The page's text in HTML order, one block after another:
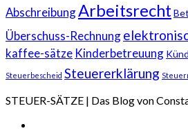
AbschreibungArbeitsrecht
Überschuss-Rechnung
kaffee-sätze Kinderbetreuung
Steuerbescheid Steuererklärung
STEUER-SÄTZE | Das Blog von